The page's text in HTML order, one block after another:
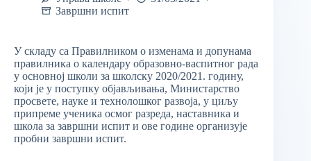
Завршни испит
У складу са Правилником о изменама и допунама
правилника о календару образовно-васпитног рада
у основној школи за школску 2020/2021. годину,
који је у поступку објављивања, Министарство
просвете, науке и технолошког развоја, у циљу
припреме ученика осмог разреда, наставника и
школа за завршни испит и ове године организује
пробни завршни испит.